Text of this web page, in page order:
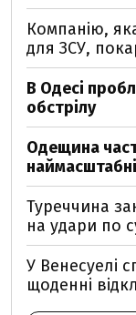
Компанію,
для ЗСУ,
В Одесі
обстрілу
Одещина
Туреччина
на удари по
У Венесуелі
щоденні